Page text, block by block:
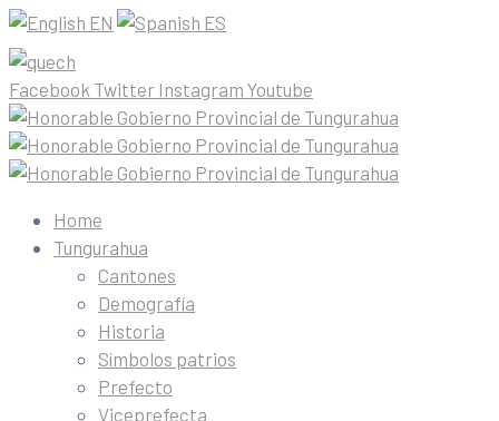
EN ES
Facebook Twitter Instagram Youtube
Home
Tungurahua
Cantones
Demografía
Historia
Símbolos patrios
Prefecto
Viceprefecta